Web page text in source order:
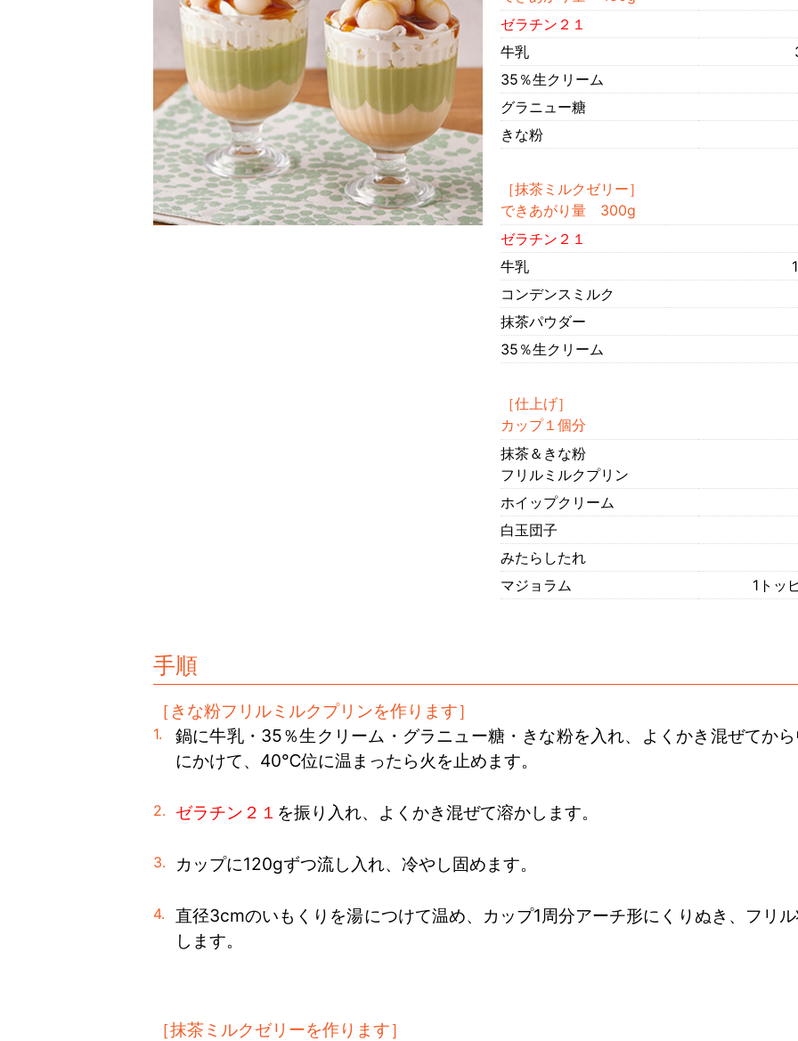
ゼラチン２１
牛乳
35％生クリーム
グラニュー糖
きな粉
［抹茶ミルクゼリー］
できあがり量 300g
ゼラチン２１
牛乳
コンデンスミルク
抹茶パウダー
35％生クリーム
［仕上げ］
カップ１個分
抹茶＆きな粉
フリルミルクプリン
ホイップクリーム
白玉団子
みたらしたれ
マジョラム
1トッ
手順
［きな粉フリルミルクプリンを作ります］
鍋に牛乳・35％生クリーム・グラニュー糖・きな粉を入れ、よくかき混ぜてか
にかけて、40℃位に温まったら火を止めます。
ゼラチン２１ を振り入れ、よくかき混ぜて溶かします。
カップに120gずつ流し入れ、冷やし固めます。
直径3cmのいもくりを湯につけて温め、カップ1周分アーチ形にくりぬき、フリ
します。
［抹茶ミルクゼリーを作ります］